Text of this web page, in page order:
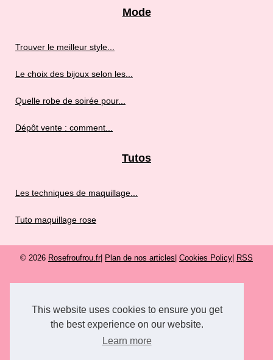
This website uses cookies to ensure you get
the best experience on our website.
Learn more
Mode
Trouver le meilleur style...
Le choix des bijoux selon les...
Quelle robe de soirée pour...
Dépôt vente : comment...
Tutos
Les techniques de maquillage...
Tuto maquillage rose
© 2026 Rosefroufrou.fr| Plan de nos articles Cookies Policy RSS